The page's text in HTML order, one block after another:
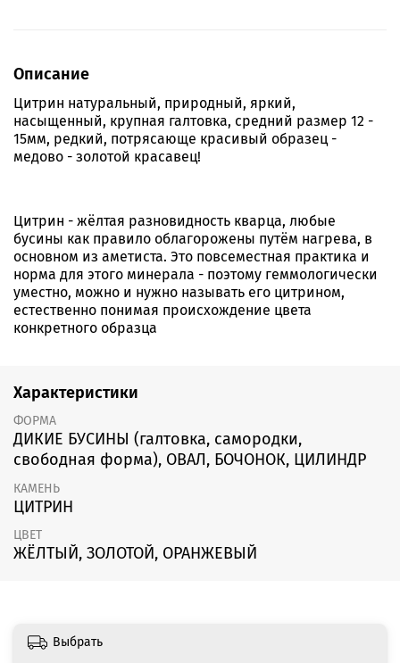
Описание
Цитрин натуральный, природный, яркий,
насыщенный, крупная галтовка, средний размер 12 -
15мм, редкий, потрясающе красивый образец -
медово - золотой красавец!
Цитрин - жёлтая разновидность кварца, любые
бусины как правило облагорожены путём нагрева, в
основном из аметиста. Это повсеместная практика и
норма для этого минерала - поэтому геммологически
уместно, можно и нужно называть его цитрином,
естественно понимая происхождение цвета
конкретного образца
Характеристики
ФОРМА
ДИКИЕ БУСИНЫ (галтовка, самородки,
свободная форма), ОВАЛ, БОЧОНОК, ЦИЛИНДР
КАМЕНЬ
ЦИТРИН
ЦВЕТ
ЖЁЛТЫЙ, ЗОЛОТОЙ, ОРАНЖЕВЫЙ
Выбрать